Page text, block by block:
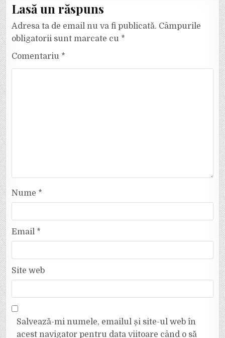
Lasă un răspuns
Adresa ta de email nu va fi publicată. Câmpurile
obligatorii sunt marcate cu *
Comentariu *
Nume *
Email *
Site web
Salvează-mi numele, emailul și site-ul web în
acest navigator pentru data viitoare când o să